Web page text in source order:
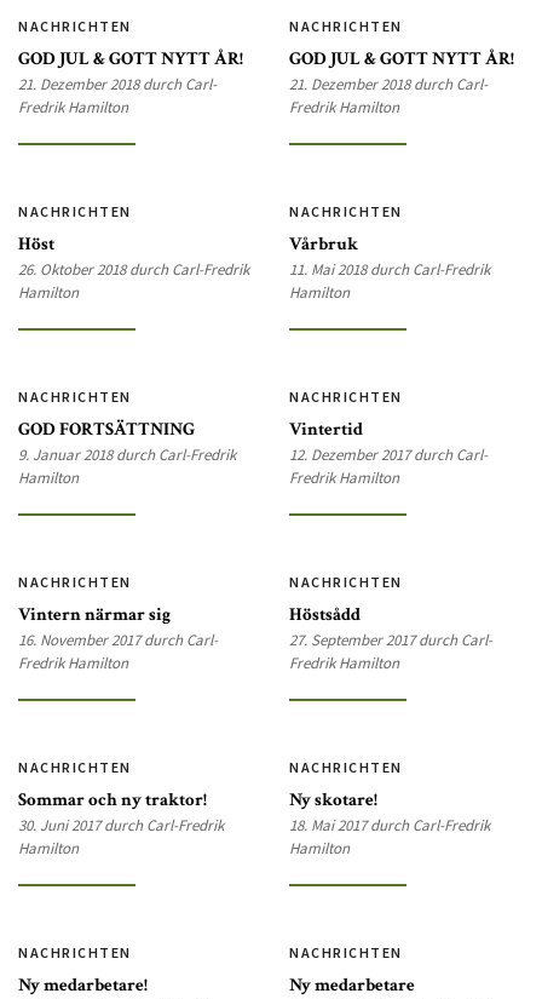
NACHRICHTEN
GOD JUL & GOTT NYTT ÅR!
21. Dezember 2018 durch Carl-
Fredrik Hamilton
NACHRICHTEN
GOD JUL & GOTT NYTT ÅR!
21. Dezember 2018 durch Carl-
Fredrik Hamilton
NACHRICHTEN
Höst
26. Oktober 2018 durch Carl-Fredrik
Hamilton
NACHRICHTEN
Vårbruk
11. Mai 2018 durch Carl-Fredrik
Hamilton
NACHRICHTEN
GOD FORTSÄTTNING
9. Januar 2018 durch Carl-Fredrik
Hamilton
NACHRICHTEN
Vintertid
12. Dezember 2017 durch Carl-
Fredrik Hamilton
NACHRICHTEN
Vintern närmar sig
16. November 2017 durch Carl-
Fredrik Hamilton
NACHRICHTEN
Höstsådd
27. September 2017 durch Carl-
Fredrik Hamilton
NACHRICHTEN
Sommar och ny traktor!
30. Juni 2017 durch Carl-Fredrik
Hamilton
NACHRICHTEN
Ny skotare!
18. Mai 2017 durch Carl-Fredrik
Hamilton
NACHRICHTEN
Ny medarbetare!
NACHRICHTEN
Ny medarbetare